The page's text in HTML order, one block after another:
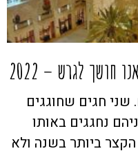
לגרש – 2022
שני חגים שחוגגים
נחגגים באותו
ביותר בשנה ולא